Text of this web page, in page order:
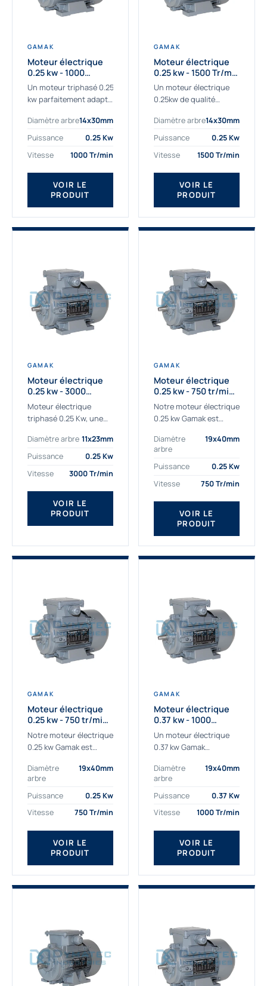
GAMAK
Moteur électrique
0.25 kw - 1000
Tr/min - 230/400V -
IE2
Un moteur triphasé 0.25
kw parfaitement adapté
sévères. Notre
important stock de
permet de livrer
rapidement tous types
de moteurs.
Ce moteur...
Diamètre arbre14x30mm
Puissance
0.25 Kw
Vitesse
1000 Tr/min
VOIR LE
PRODUIT
GAMAK
Moteur électrique
0.25 kw - 1500 Tr/min
- 230/400V - IE2
Un moteur électrique
0.25kw de qualité
professionnels. Notre
gamme de moteurs
sélectionné pour la très
haute...
Diamètre arbre14x30mm
Puissance
0.25 Kw
Vitesse
1500 Tr/min
VOIR LE
PRODUIT
GAMAK
Moteur électrique
0.25 kw - 3000
Tr/min - 230/400V -
IE2
Moteur électrique
triphasé 0.25 Kw, une
adaptée à tous types
de machines.
triphasé 0.25 Kw Gamak
à haut rendement...
Diamètre arbre 11x23mm
Puissance
0.25 Kw
Vitesse
3000 Tr/min
VOIR LE
PRODUIT
GAMAK
Moteur électrique
0.25 kw - 750 tr/min -
230/400V - IE2
Notre moteur électrique
0.25 kw Gamak est
aux applications
sévères. Nous
déterminons,
fournissons
des moteurs
asynchrones depuis de
nombreuses années....
Diamètre
arbre
19x40mm
Puissance
0.25 Kw
Vitesse
750 Tr/min
VOIR LE
PRODUIT
GAMAK
Moteur électrique
0.25 kw - 750 tr/min -
230/400V - IE3
Notre moteur électrique
0.25 kw Gamak est
aux applications
sévères. Nous
déterminons,
fournissons
des moteurs
asynchrones depuis de
nombreuses années....
Diamètre
arbre
19x40mm
Puissance
0.25 Kw
Vitesse
750 Tr/min
VOIR LE
PRODUIT
GAMAK
Moteur électrique
0.37 kw - 1000
Tr/min - 230/400V -
IE2
Un moteur électrique
0.37 kw Gamak
aux applications
industrielles.
Commander un moteur
Gamak c’est choisir un
produit de très haute
qualité....
Diamètre
arbre
19x40mm
Puissance
0.37 Kw
Vitesse
1000 Tr/min
VOIR LE
PRODUIT